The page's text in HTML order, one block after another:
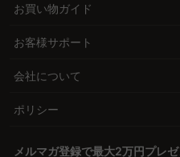
お買い物ガイド
お客様サポート
会社について
ポリシー
メルマガ登録で最大2万円プレゼ